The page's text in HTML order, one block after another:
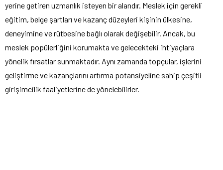
yerine getiren uzmanlık isteyen bir alandır. Meslek için gerekli
eğitim, belge şartları ve kazanç düzeyleri kişinin ülkesine,
deneyimine ve rütbesine bağlı olarak değişebilir. Ancak, bu
meslek popülerliğini korumakta ve gelecekteki ihtiyaçlara
yönelik fırsatlar sunmaktadır. Aynı zamanda topçular, işlerini
geliştirme ve kazançlarını artırma potansiyeline sahip çeşitli
girişimcilik faaliyetlerine de yönelebilirler.